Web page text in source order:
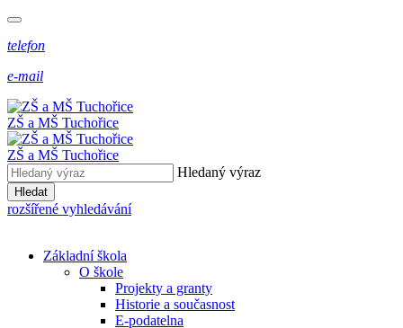
telefon
e-mail
ZŠ a MŠ Tuchořice
ZŠ a MŠ Tuchořice
Hledaný výraz
Hledat
rozšířené vyhledávání
Základní škola
O škole
Projekty a granty
Historie a současnost
E-podatelna